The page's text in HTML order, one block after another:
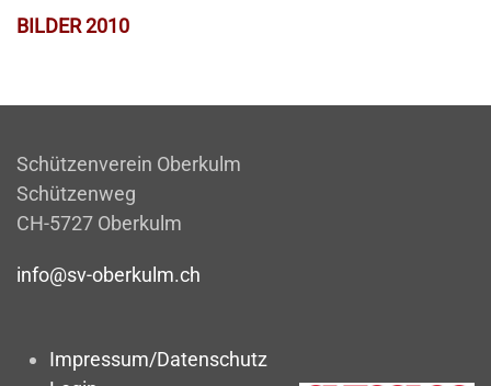
BILDER 2010
Schützenverein Oberkulm
Schützenweg
CH-5727 Oberkulm
info@sv-oberkulm.ch
Impressum/Datenschutz